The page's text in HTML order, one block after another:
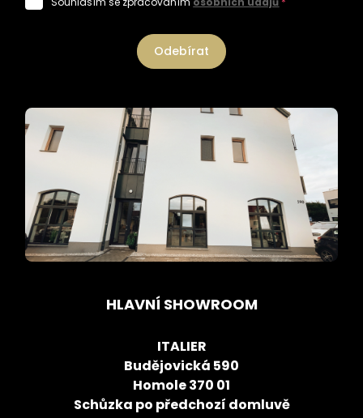
Odebírat
HLAVNÍ SHOWROOM
ITALIER
Budějovická 590
Homole 370 01
Schůzka po předchozí domluvě